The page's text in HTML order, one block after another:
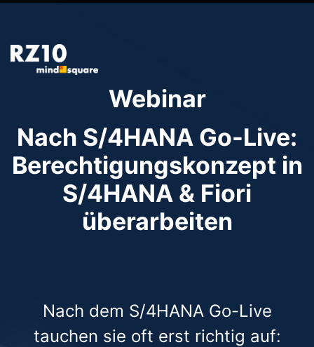
Webinar
Nach S/4HANA Go-Live:
Berechtigungskonzept in
S/4HANA & Fiori
überarbeiten
Nach dem S/4HANA Go-Live
tauchen sie oft erst richtig auf: